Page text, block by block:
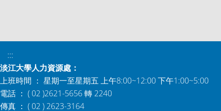
:::
淡江大學人力資源處：
上班時間 ： 星期一至星期五 上午8:00~12:00 下午1:00~5:00
電話 ： ( 02 )2621-5656 轉 2240
傳真 ： ( 02 ) 2623-3164